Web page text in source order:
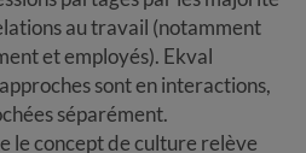
au travail (notamment
et employés). Ekval
sont en interactions,
séparément.
le concept de culture relève